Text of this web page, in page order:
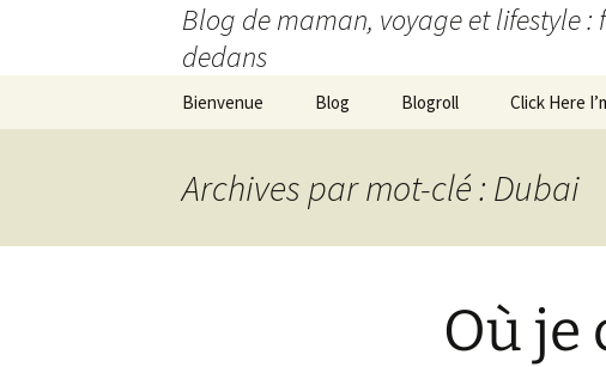
Blog de maman, voyage et lifestyle :
dedans
Bienvenue Blog Blogroll Click Here
Archives par mot-clé : Dubai
Où je